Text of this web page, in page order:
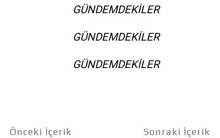
GÜNDEMDEKILER
GÜNDEMDEKILER
GÜNDEMDEKILER
Önceki İçerik Sonraki İçerik